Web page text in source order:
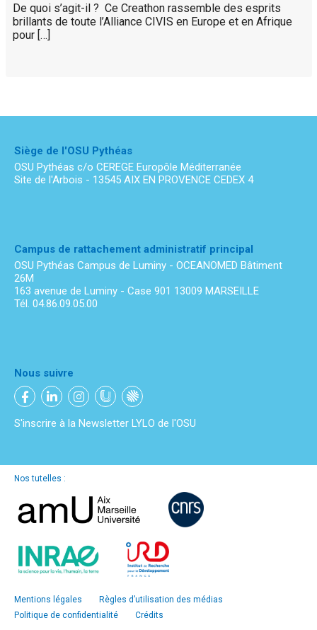
De quoi s’agit-il ? Ce Creathon rassemble des esprits
brillants de toute l’Alliance CIVIS en Europe et en Afrique
pour […]
Siège de l'OSU Pythéas
OSU Pythéas c/o CEREGE Europôle Méditerranée
Site de l'Arbois - 13545 AIX EN PROVENCE CEDEX 4
Campus de rattachement administratif principal
OSU Pythéas Campus de Luminy - OCEANOMED Bâtiment
26M
163 avenue de Luminy - Case 901 13009 MARSEILLE
Tél. 04.86.09.05.00
Nous suivre
S'inscrire à la Newsletter LYLO de l'OSU
Nos tutelles :
Mentions légales
Règles d’utilisation des médias
Politique de confidentialité
Crédits